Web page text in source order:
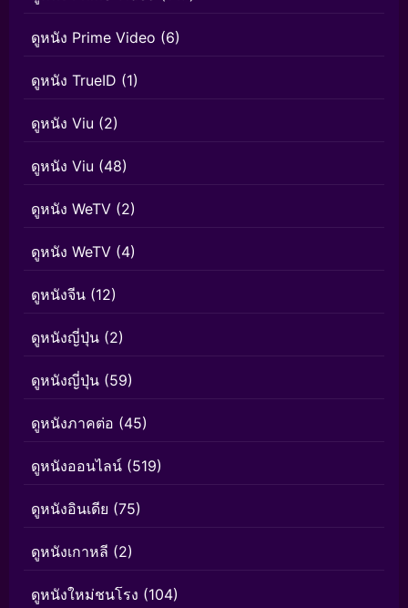
ดูหนัง Prime Video (6)
ดูหนัง TrueID (1)
ดูหนัง Viu (2)
ดูหนัง Viu (48)
ดูหนัง WeTV (2)
ดูหนัง WeTV (4)
ดูหนังจีน (12)
ดูหนังญี่ปุ่น (2)
ดูหนังญี่ปุ่น (59)
ดูหนังภาคต่อ (45)
ดูหนังออนไลน์ (519)
ดูหนังอินเดีย (75)
ดูหนังเกาหลี (2)
ดูหนังใหม่ชนโรง (104)